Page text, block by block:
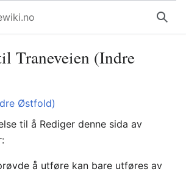
Søk
Traneveien (Indre
Østfold)
til å Rediger denne sida av
å utføre kan bare utføres av